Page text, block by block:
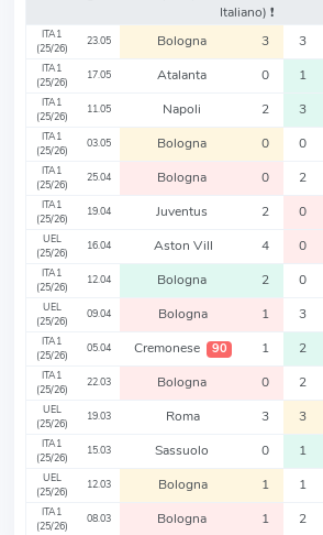
Italiano) ❗️
ITA1
(25/26)
23.05 Bologna 3 3
ITA1
(25/26)
17.05 Atalanta 0 1
ITA1
(25/26)
11.05 Napoli 2 3
ITA1
(25/26)
03.05 Bologna 0 0
ITA1
(25/26)
25.04 Bologna 0 2
ITA1
(25/26)
19.04 Juventus 2 0
UEL
(25/26)
16.04 Aston Vill 4 0
ITA1
(25/26)
12.04 Bologna 2 0
UEL
(25/26)
09.04 Bologna 1 3
ITA1
(25/26)
05.04 Cremonese 90 1 2
ITA1
(25/26)
22.03 Bologna 0 2
UEL
(25/26)
19.03 Roma 3 3
ITA1
(25/26)
15.03 Sassuolo 0 1
UEL
(25/26)
12.03 Bologna 1 1
ITA1
(25/26)
08.03 Bologna 1 2